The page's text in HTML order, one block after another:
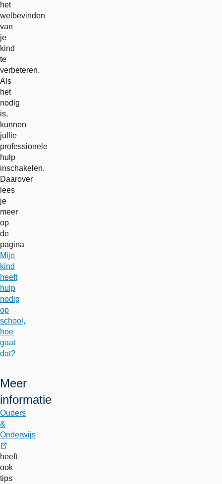
het
welbevinden
van
je
kind
te
verbeteren.
Als
het
nodig
is,
kunnen
jullie
professionele
hulp
inschakelen.
Daarover
lees
je
meer
op
de
pagina
Mijn
kind
heeft
hulp
nodig
op
school,
hoe
gaat
dat?
Meer
informatie
Ouders
&
Onderwijs
externe
link
heeft
ook
tips